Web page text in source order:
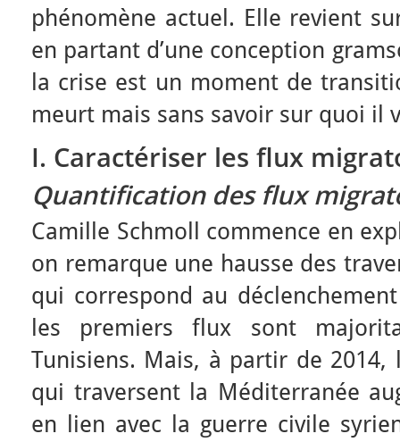
phénomène actuel. Elle revient
en partant d’une conception
la crise est un moment de
meurt mais sans savoir sur quoi il
I. Caractériser les flux
Quantification des flux
Camille Schmoll commence en
on remarque une hausse des
qui correspond au
les premiers flux sont
Tunisiens. Mais, à partir de 2014,
qui traversent la Méditerranée
en lien avec la guerre civile